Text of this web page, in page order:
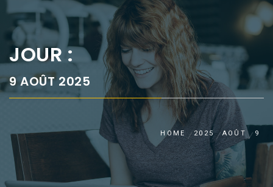
JOUR :
9 AOÛT 2025
HOME 2025 AOÛT 9